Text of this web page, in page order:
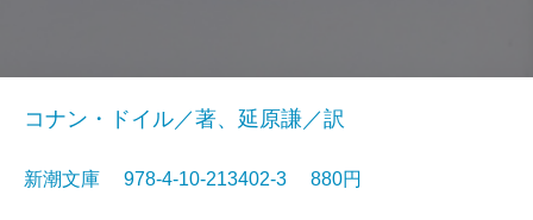
コナン・ドイル／著、延原謙／訳
新潮文庫 978-4-10-213402-3 880円